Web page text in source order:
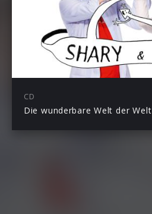
CD
Die wunderbare Welt der Welt